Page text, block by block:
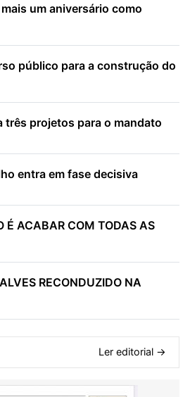
um aniversário como
público para a construção do
três projetos para o mandato
entra em fase decisiva
É ACABAR COM TODAS AS
RECONDUZIDO NA
Ler editorial →